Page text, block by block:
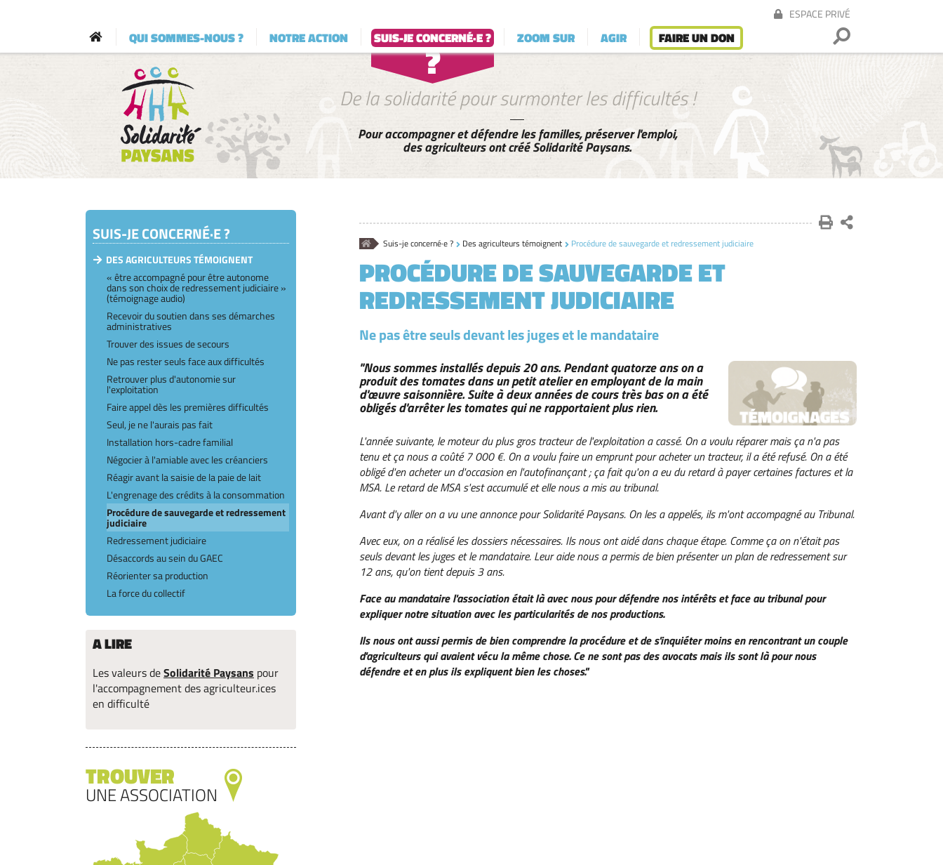
QUI SOMMES-NOUS ? NOTRE ACTION SUIS-JE CONCERNÉ·E ? ZOOM SUR AGIR FAIRE UN DON
ESPACE PRIVÉ
agriculteur·ices ?
De la solidarité pour surmonter les difficultés !
Pour accompagner et défendre les familles, préserver l'emploi,
des agriculteurs ont créé Solidarité Paysans.
AccueilSuis-je concerné·e ? Des agriculteurs témoignent Procédure de sauvegarde et redressement judiciaire
PROCÉDURE DE SAUVEGARDE ET
REDRESSEMENT JUDICIAIRE
Ne pas être seuls devant les juges et le mandataire
"Nous sommes installés depuis 20 ans. Pendant quatorze ans on a
produit des tomates dans un petit atelier en employant de la main
d'œuvre saisonnière. Suite à deux années de cours très bas on a été
obligés d'arrêter les tomates qui ne rapportaient plus rien.
L'année suivante, le moteur du plus gros tracteur de l'exploitation a cassé. On a voulu réparer mais ça n'a pas
tenu et ça nous a coûté 7 000 €. On a voulu faire un emprunt pour acheter un tracteur, il a été refusé. On a été
obligé d'en acheter un d'occasion en l'autofinançant ; ça fait qu'on a eu du retard à payer certaines factures et la
MSA. Le retard de MSA s'est accumulé et elle nous a mis au tribunal.
Avant d'y aller on a vu une annonce pour Solidarité Paysans. On les a appelés, ils m'ont accompagné au Tribunal.
Avec eux, on a réalisé les dossiers nécessaires. Ils nous ont aidé dans chaque étape. Comme ça on n'était pas
seuls devant les juges et le mandataire. Leur aide nous a permis de bien présenter un plan de redressement sur
12 ans, qu'on tient depuis 3 ans.
Face au mandataire l'association était là avec nous pour défendre nos intérêts et face au tribunal pour
expliquer notre situation avec les particularités de nos productions.
Ils nous ont aussi permis de bien comprendre la procédure et de s'inquiéter moins en rencontrant un couple
d'agriculteurs qui avaient vécu la même chose. Ce ne sont pas des avocats mais ils sont là pour nous
défendre et en plus ils expliquent bien les choses."
SUIS-JE CONCERNÉ·E ?
DES AGRICULTEURS TÉMOIGNENT
« être accompagné pour être autonome
dans son choix de redressement judiciaire »
(témoignage audio)
Recevoir du soutien dans ses démarches
administratives
Trouver des issues de secours
Ne pas rester seuls face aux difficultés
Retrouver plus d'autonomie sur
l'exploitation
Faire appel dès les premières difficultés
Seul, je ne l'aurais pas fait
Installation hors-cadre familial
Négocier à l'amiable avec les créanciers
Réagir avant la saisie de la paie de lait
L'engrenage des crédits à la consommation
Procédure de sauvegarde et redressement
judiciaire
Redressement judiciaire
Désaccords au sein du GAEC
Réorienter sa production
La force du collectif
A LIRE
Les valeurs deSolidarité Paysans pour
l'accompagnement des agriculteur.ices
en difficulté
TROUVER
UNE ASSOCIATION